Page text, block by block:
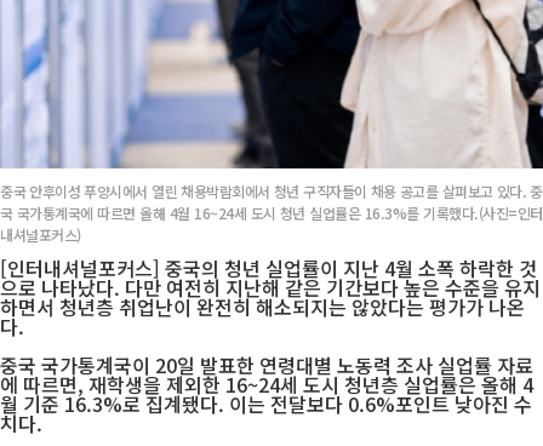
중국 안후이성 푸양시에서 열린 채용박람회에서 청년 구직자들이 채용 공고를 살펴보고 있다. 중
국 국가통계국에 따르면 올해 4월 16~24세 도시 청년 실업률은 16.3%를 기록했다.(사진=인터
내셔널포커스)
[인터내셔널포커스] 중국의 청년 실업률이 지난 4월 소폭 하락한 것
으로 나타났다. 다만 여전히 지난해 같은 기간보다 높은 수준을 유지
하면서 청년층 취업난이 완전히 해소되지는 않았다는 평가가 나온
다.
중국 국가통계국이 20일 발표한 연령대별 노동력 조사 실업률 자료
에 따르면, 재학생을 제외한 16~24세 도시 청년층 실업률은 올해 4
월 기준 16.3%로 집계됐다. 이는 전달보다 0.6%포인트 낮아진 수
치다.